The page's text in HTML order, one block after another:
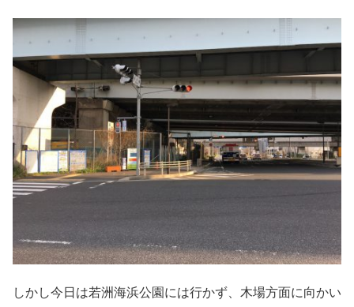
しかし今日は若洲海浜公園には行かず、木場方面に向かい